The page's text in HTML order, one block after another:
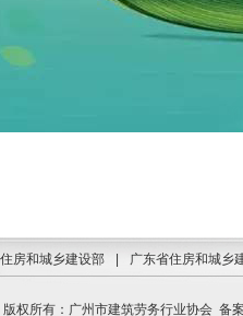
房和城乡建设部 广东省住房和城乡
版权所有：广州市建筑劳务行业协会 备